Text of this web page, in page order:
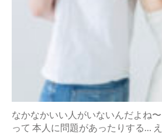
なかなかいい人がいないんだよね
って 本人に問題があったりする…